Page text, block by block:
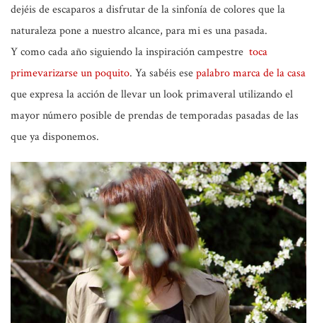
dejéis de escaparos a disfrutar de la sinfonía de colores que la
naturaleza pone a nuestro alcance, para mi es una pasada.
Y como cada año siguiendo la inspiración campestre toca
primevarizarse un poquito. Ya sabéis esepalabro marca de la casa
que expresa la acción de llevar un look primaveral utilizando el
mayor número posible de prendas de temporadas pasadas de las
que ya disponemos.